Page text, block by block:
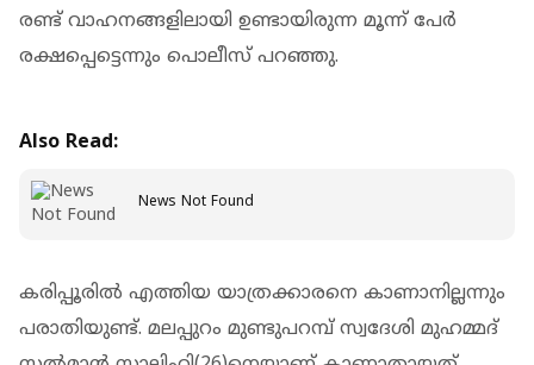
രണ്ട് വാഹനങ്ങളിലായി ഉണ്ടായിരുന്ന മൂന്ന് പേര്‍
രക്ഷപ്പെട്ടെന്നും പൊലീസ് പറഞ്ഞു.
Also Read:
News Not Found
കരിപ്പൂരില്‍ എത്തിയ യാത്രക്കാരനെ കാണാനില്ലന്നും
പരാതിയുണ്ട്. മലപ്പുറം മുണ്ടുപറമ്പ് സ്വദേശി മുഹമ്മദ്